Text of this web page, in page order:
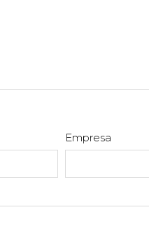
Empresa